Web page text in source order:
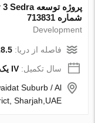
شماره 713831
Development
فاصله از دریا:28.5
سال تکمیل:IV یک چهارم, 2028, off-plan
Suburb / Al
Sharjah,UAE